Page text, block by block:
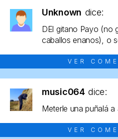
Unknown dice:
DEl gitano Payo (no
caballos enanos), o
VER
music064 dice:
Meterle una puñalá a
VER